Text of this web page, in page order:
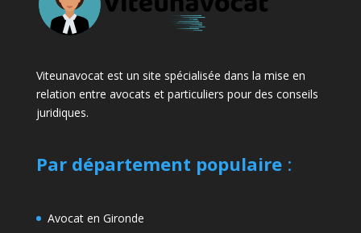
Viteunavocat est un site spécialisée dans la mise en
relation entre avocats et particuliers pour des conseils
juridiques.
Par département populaire:
Avocat en Gironde